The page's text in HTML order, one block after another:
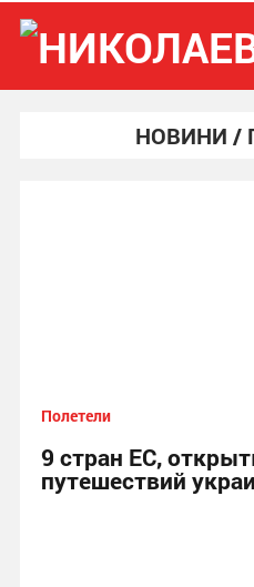
НОВИНИ /
Полетели
9 стран ЕС,
путешествий